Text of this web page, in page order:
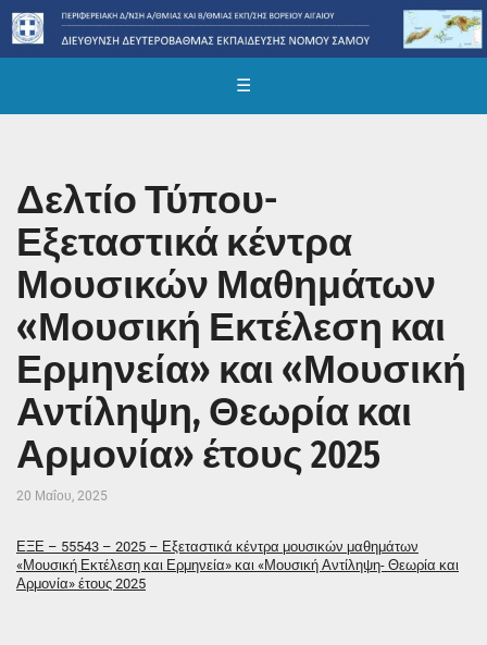
☰
Δελτίο Τύπου-
Εξεταστικά κέντρα
Μουσικών Μαθημάτων
«Μουσική Εκτέλεση και
Ερμηνεία» και «Μουσική
Αντίληψη, Θεωρία και
Αρμονία» έτους 2025
20 Μαΐου, 2025
ΕΞΕ – 55543 – 2025 – Εξεταστικά κέντρα μουσικών μαθημάτων
«Μουσική Εκτέλεση και Ερμηνεία» και «Μουσική Αντίληψη- Θεωρία και
Αρμονία» έτους 2025